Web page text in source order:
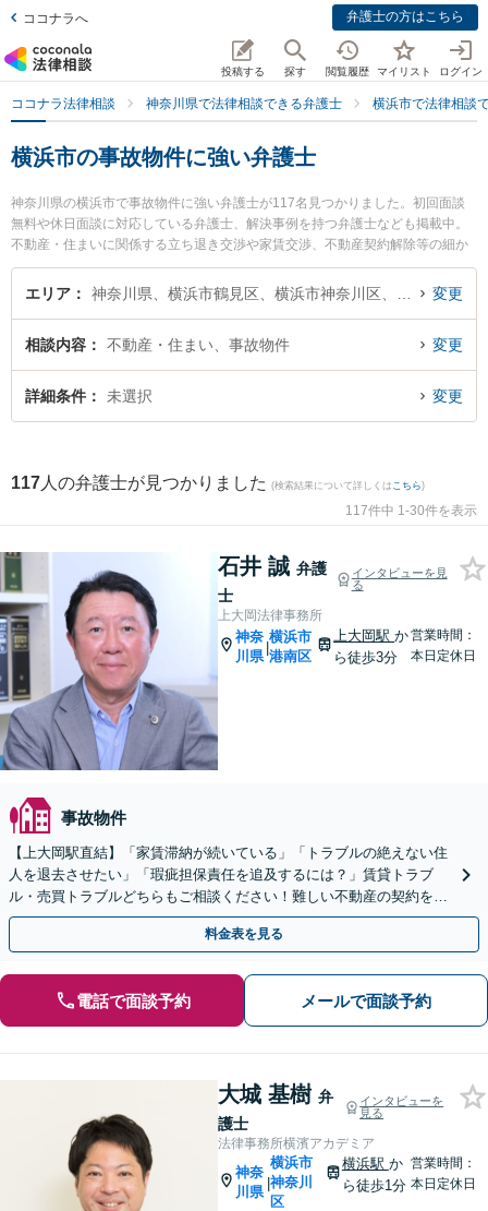
ココナラへ 弁護士の方はこちら
投稿する 探す 閲覧履歴 マイリスト ログイン
ココナラ法律相談 神奈川県で法律相談できる弁護士 横浜市で法律相談
横浜市の事故物件に強い弁護士
神奈川県の横浜市で事故物件に強い弁護士が117名見つかりました。初回面談
無料や休日面談に対応している弁護士、解決事例を持つ弁護士なども掲載中。
不動産・住まいに関係する立ち退き交渉や家賃交渉、不動産契約解除等の細か
な分野での絞り込み検索もでき便利です。特に上大岡法律事務所の石井 誠弁護
士や法律事務所横濱アカデミアの大城 基樹弁護士、横浜ユーリス法律事務所の
相談したい』『事故物件のトラブル解決の実績豊富な近くの弁護士を検索した
い』『初回相談無料で事故物件を法律相談できる横浜市内の弁護士に相談予約
したい』などでお困りの相談者さんにおすすめです。
エリア 変更
相談内容 不動産・住まい、事故物件 変更
詳細条件 未選択 変更
117 人の弁護士が見つかりました (検索結果について詳しくは こちら)
117件中 1-30件を表示
石井 誠 弁護
士
インタビューを見
る
上大岡法律事務所
神奈
川県
|
横浜市
港南区
上大岡駅か
ら徒歩3分
営業時間：
本日定休日
事故物件
【上大岡駅直結】「家賃滞納が続いている」「トラブルの絶えない住
人を退去させたい」「瑕疵担保責任を追及するには？」賃貸トラブ
ル・売買トラブルどちらもご相談ください！難しい不動産の契約をわ
かりやすく説明します【休日夜間相談可】【ビデオ面談対応】
料金表を見る
電話で面談予約 メールで面談予約
大城 基樹 弁
護士
インタビューを
見る
法律事務所横濱アカデミア
神奈
川県
|
横浜市
神奈川
区
横浜駅 か
ら徒歩1分
営業時間：
本日定休日